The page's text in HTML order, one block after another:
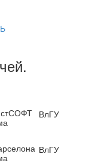
.
ВлГУ
ВлГУ